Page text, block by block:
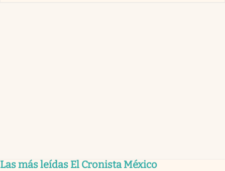
Las más leídas El Cronista México